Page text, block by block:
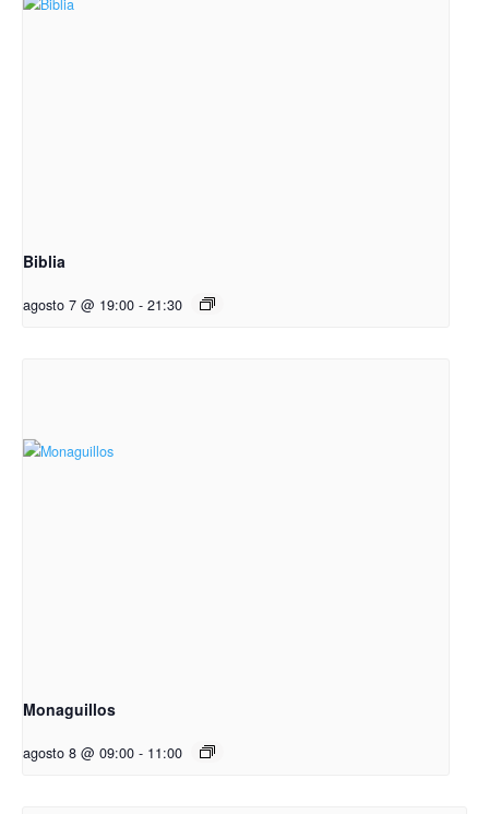
Biblia
agosto 7 @ 19:00 - 21:30
Monaguillos
agosto 8 @ 09:00 - 11:00